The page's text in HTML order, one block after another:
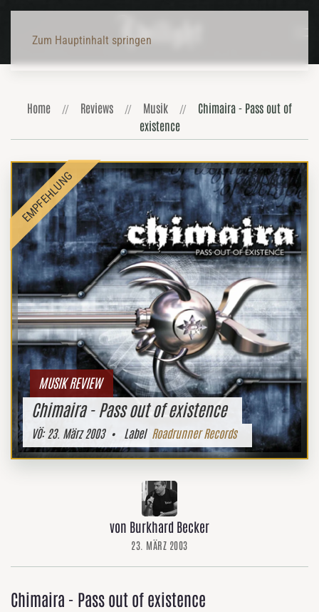
Zum Hauptinhalt springen
Home Reviews Musik
Chimaira - Pass out of
existence
MUSIK REVIEW
Chimaira - Pass out of existence
VÖ:23. März 2003• Label Roadrunner Records
von Burkhard Becker
23. MÄRZ 2003
Chimaira - Pass out of existence